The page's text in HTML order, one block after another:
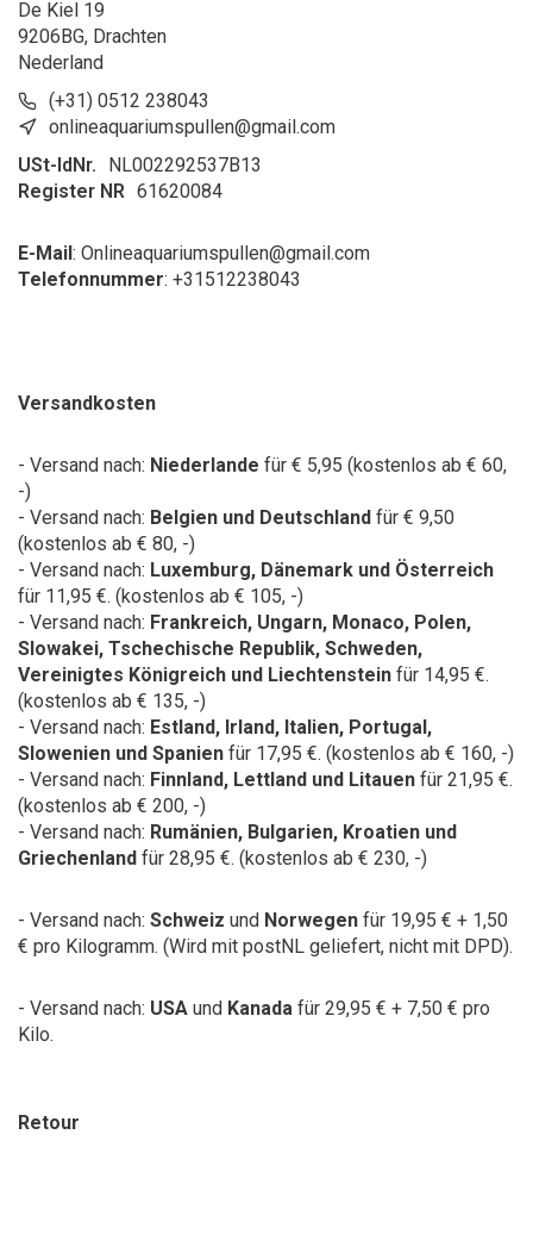
De Kiel 19
9206BG, Drachten
Nederland
(+31) 0512 238043
onlineaquariumspullen@gmail.com
USt-IdNr.
NL002292537B13
Register NR 61620084
E-Mail: Onlineaquariumspullen@gmail.com
Telefonnummer: +31512238043
Versandkosten
- Versand nach: Niederlande für € 5,95 (kostenlos ab € 60,
-)
- Versand nach: Belgien und Deutschland für € 9,50
(kostenlos ab € 80, -)
- Versand nach: Luxemburg, Dänemark und Österreich
für 11,95 €. (kostenlos ab € 105, -)
- Versand nach: Frankreich, Ungarn, Monaco, Polen,
Slowakei, Tschechische Republik, Schweden,
Vereinigtes Königreich und Liechtenstein für 14,95 €.
(kostenlos ab € 135, -)
- Versand nach: Estland, Irland, Italien, Portugal,
Slowenien und Spanien für 17,95 €. (kostenlos ab € 160, -)
- Versand nach: Finnland, Lettland und Litauen für 21,95 €.
(kostenlos ab € 200, -)
- Versand nach: Rumänien, Bulgarien, Kroatien und
Griechenland für 28,95 €. (kostenlos ab € 230, -)
- Versand nach: Schweiz und Norwegen für 19,95 € + 1,50
€ pro Kilogramm. (Wird mit postNL geliefert, nicht mit DPD).
- Versand nach: USA und Kanada für 29,95 € + 7,50 € pro
Kilo.
Retour